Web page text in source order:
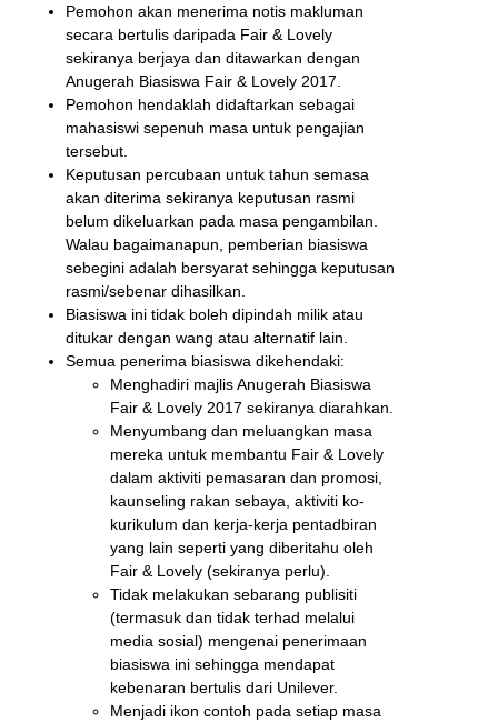
Pemohon akan menerima notis makluman
secara bertulis daripada Fair & Lovely
sekiranya berjaya dan ditawarkan dengan
Anugerah Biasiswa Fair & Lovely 2017.
Pemohon hendaklah didaftarkan sebagai
mahasiswi sepenuh masa untuk pengajian
tersebut.
Keputusan percubaan untuk tahun semasa
akan diterima sekiranya keputusan rasmi
belum dikeluarkan pada masa pengambilan.
Walau bagaimanapun, pemberian biasiswa
sebegini adalah bersyarat sehingga keputusan
rasmi/sebenar dihasilkan.
Biasiswa ini tidak boleh dipindah milik atau
ditukar dengan wang atau alternatif lain.
Semua penerima biasiswa dikehendaki:
Menghadiri majlis Anugerah Biasiswa
Fair & Lovely 2017 sekiranya diarahkan.
Menyumbang dan meluangkan masa
mereka untuk membantu Fair & Lovely
dalam aktiviti pemasaran dan promosi,
kaunseling rakan sebaya, aktiviti ko-
kurikulum dan kerja-kerja pentadbiran
yang lain seperti yang diberitahu oleh
Fair & Lovely (sekiranya perlu).
Tidak melakukan sebarang publisiti
(termasuk dan tidak terhad melalui
media sosial) mengenai penerimaan
biasiswa ini sehingga mendapat
kebenaran bertulis dari Unilever.
Menjadi ikon contoh pada setiap masa